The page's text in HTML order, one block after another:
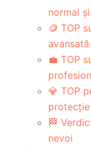
normal
🪙 TOP
💼 TOP
💎 TOP
🏁
nevoi